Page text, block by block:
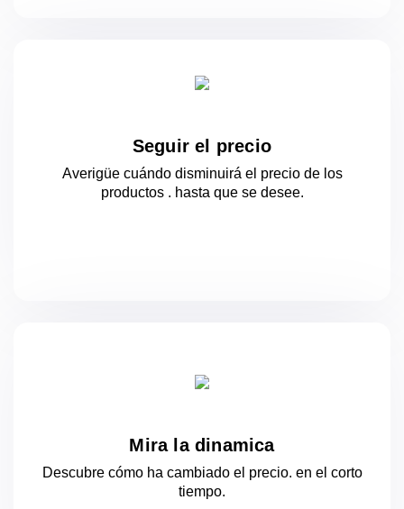
Seguir el precio
Averigüe cuándo disminuirá el precio de los
productos . hasta que se desee.
Mira la dinamica
Descubre cómo ha cambiado el precio. en el corto
tiempo.